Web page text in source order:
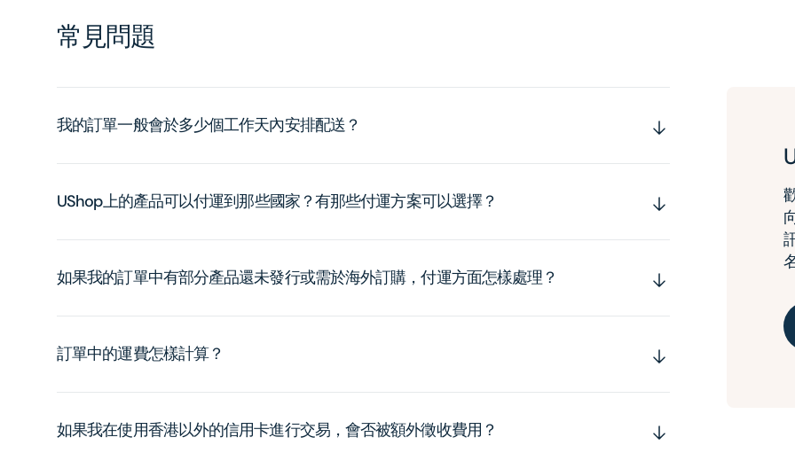
常見問題
我的訂單一般會於多少個工作天內安排配送？
UShop上的產品可以付運到那些國家？有那些付運方案可以選擇？
如果我的訂單中有部分產品還未發行或需於海外訂購，付運方面怎樣處理？
訂單中的運費怎樣計算？
如果我在使用香港以外的信用卡進行交易，會否被額外徵收費用？